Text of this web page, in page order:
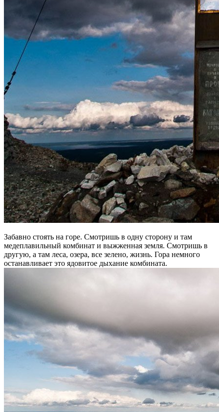
Забавно стоять на горе. Смотришь в одну сторону и там
медеплавильный комбинат и выжженная земля. Смотришь в
другую, а там леса, озера, все зелено, жизнь. Гора немного
останавливает это ядовитое дыхание комбината.